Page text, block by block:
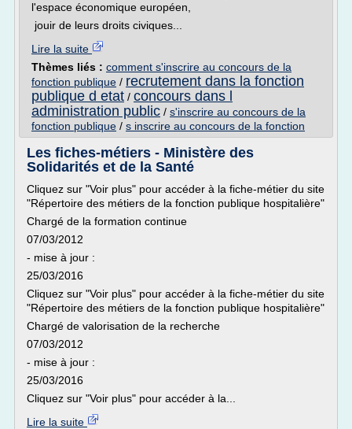
l'espace économique européen,
jouir de leurs droits civiques...
Lire la suite
Thèmes liés : comment s'inscrire au concours de la
fonction publique / recrutement dans la fonction
publique d etat / concours dans l
administration public / s'inscrire au concours de la
fonction publique / s inscrire au concours de la fonction
Les fiches-métiers - Ministère des
Solidarités et de la Santé
Cliquez sur "Voir plus" pour accéder à la fiche-métier du site
"Répertoire des métiers de la fonction publique hospitalière"
Chargé de la formation continue
07/03/2012
- mise à jour :
25/03/2016
Cliquez sur "Voir plus" pour accéder à la fiche-métier du site
"Répertoire des métiers de la fonction publique hospitalière"
Chargé de valorisation de la recherche
07/03/2012
- mise à jour :
25/03/2016
Cliquez sur "Voir plus" pour accéder à la...
Lire la suite